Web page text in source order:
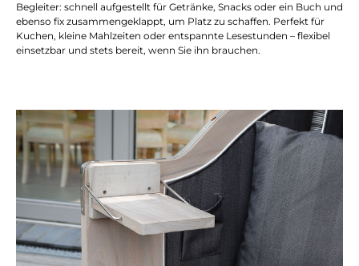
Begleiter: schnell aufgestellt für Getränke, Snacks oder ein Buch und
ebenso fix zusammengeklappt, um Platz zu schaffen. Perfekt für
Kuchen, kleine Mahlzeiten oder entspannte Lesestunden – flexibel
einsetzbar und stets bereit, wenn Sie ihn brauchen.